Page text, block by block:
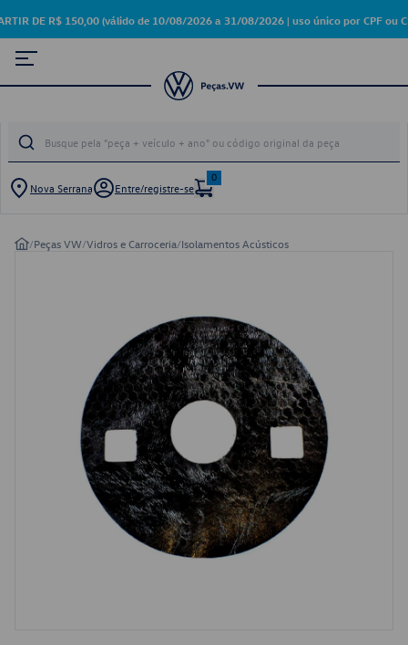
DE R$ 150,00 (válido de 10/08/2026 a 31/08/2026 | uso único por CPF ou
Nova Serrana Entre/registre-se
0
/Peças VW/Vidros e Carroceria/Isolamentos Acústicos